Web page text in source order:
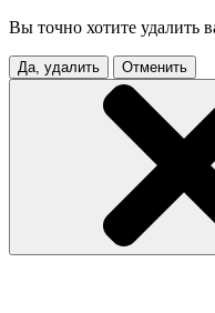
Вы точно хотите удалить
Да, удалить Отменить